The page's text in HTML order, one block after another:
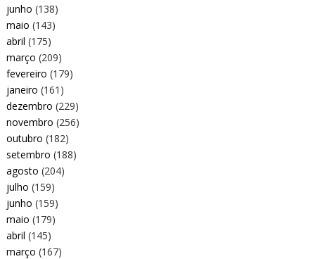
junho (138)
maio (143)
abril (175)
março (209)
fevereiro (179)
janeiro (161)
dezembro (229)
novembro (256)
outubro (182)
setembro (188)
agosto (204)
julho (159)
junho (159)
maio (179)
abril (145)
março (167)